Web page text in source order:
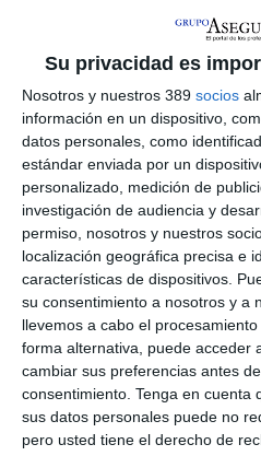
Su privacidad es
Nosotros y nuestros 389 socios
información en un dispositivo,
datos personales, como
estándar enviada por un
personalizado, medición de
investigación de audiencia y
permiso, nosotros y nuestros
localización geográfica precisa e
características de dispositivos.
su consentimiento a nosotros y a
llevemos a cabo el
forma alternativa, puede acceder
cambiar sus preferencias antes
consentimiento. Tenga en cuenta
sus datos personales puede no
pero usted tiene el derecho de
millones de euros en Daños
especialistas que ya ofrece
La unidad estará
liderada por
Head of Mid Corporate.
responsable de la relación con
definición y ejecución de la
Castro,Mario Garnacho,
GuillényPablo Bazzalo
del portafolio en sus respectivas
Mid Corporate desarrollará su
coordinación con la red
que permitirá extender este
regiones del país y reforzar la
mediadores. "Mid Corporate
estratégica por la empresa
empresarial en España, al que
especialización, capacidad
explicadoPatricia Puerta, Head